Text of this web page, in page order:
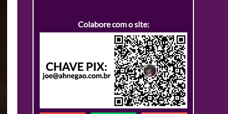
Colabore com o site: